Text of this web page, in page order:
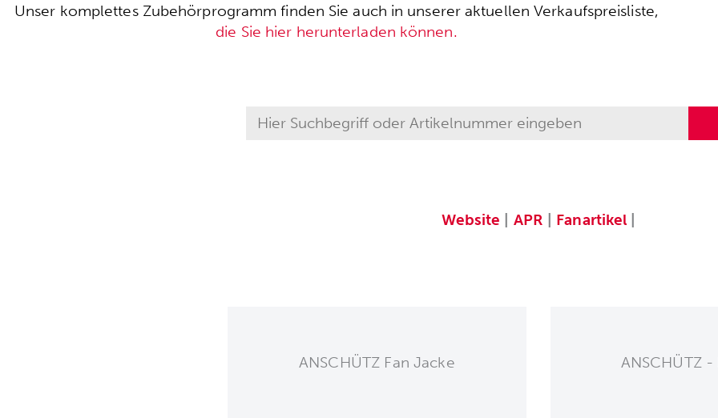
Unser komplettes Zubehörprogramm finden Sie auch in unserer aktuellen Verkaufspreisliste,
die Sie hier herunterladen können.
Website APR Fanartikel
ANSCHÜTZ Fan Jacke ANSCHÜTZ